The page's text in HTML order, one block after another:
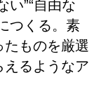
い”“自由な
つくる。素
ものを厳選
えるようなア